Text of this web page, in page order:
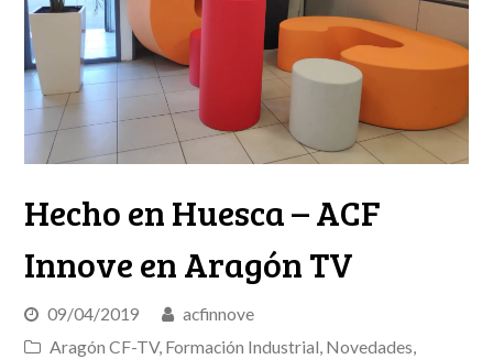
Hecho en Huesca – ACF
Innove en Aragón TV
09/04/2019
acfinnove
Aragón CF-TV, Formación Industrial, Novedades,